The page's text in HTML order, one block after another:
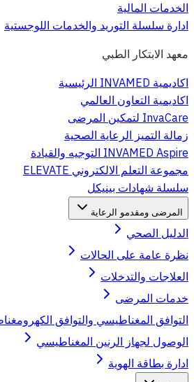
الخدمات المالية
ادارة سلسلة التوريد والخدمات اللوجستية
معهد الابتكار الطبي
اكاديمية INVAMED الرئيسية
اكاديمية التعاون العالمي
InvaCare لتمكين المرضى
زمالة التميز الرعاية الصحية
INVAMED Aspire التوجيه والقيادة
مجموعة التعلم الالكتروني ELEVATE
سلسلة شهادات بينيكل
المرضى ومقدمو الرعاية
الدليل الصحي
نظرة عامة على الحالات
العلاجات والتدخلات
خدمات المرضى
التوافق المغناطيسي والتوافق
الوصول لجهاز الرنين المغناطيسي
ادارة بطاقة الهوية